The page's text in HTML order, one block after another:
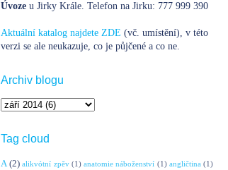
Úvoze u Jirky Krále. Telefon na Jirku: 777 999 390
Aktuální katalog najdete ZDE (vč. umístění), v této
verzi se ale neukazuje, co je půjčené a co ne.
Archiv blogu
Tag cloud
A (2) alikvótní zpěv (1) anatomie náboženství (1) angličtina (1)